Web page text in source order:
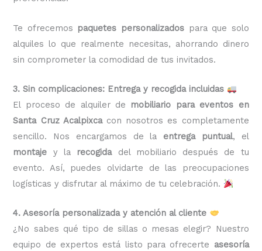
Te ofrecemos paquetes personalizados para que solo
alquiles lo que realmente necesitas, ahorrando dinero
sin comprometer la comodidad de tus invitados.
3. Sin complicaciones: Entrega y recogida incluidas
El proceso de alquiler de mobiliario para eventos en
Santa Cruz Acalpixcacon nosotros es completamente
sencillo. Nos encargamos de la entrega puntual, el
montaje y la recogidadel mobiliario después de tu
evento. Así, puedes olvidarte de las preocupaciones
logísticas y disfrutar al máximo de tu celebración.
4. Asesoría personalizada y atención al cliente
¿No sabes qué tipo de sillas o mesas elegir? Nuestro
equipo de expertos está listo para ofrecerte asesoría